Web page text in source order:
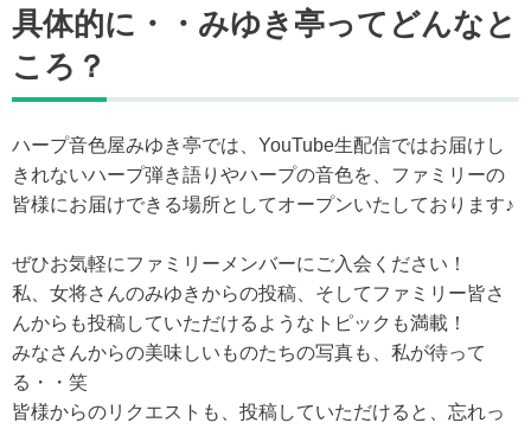
具体的に・・みゆき亭ってどんなと
ころ？
ハープ音色屋みゆき亭では、YouTube生配信ではお届けし
きれないハープ弾き語りやハープの音色を、ファミリーの
皆様にお届けできる場所としてオープンいたしております♪
ぜひお気軽にファミリーメンバーにご入会ください！
私、女将さんのみゆきからの投稿、そしてファミリー皆さ
んからも投稿していただけるようなトピックも満載！
みなさんからの美味しいものたちの写真も、私が待って
る・・笑
皆様からのリクエストも、投稿していただけると、忘れっ